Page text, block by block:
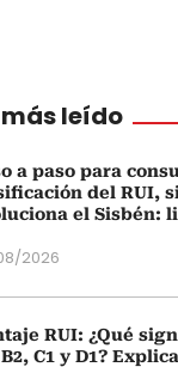
más leído
a paso para
del RUI,
el Sisbén:
2026
RUI: ¿Qué
C1 y D1?